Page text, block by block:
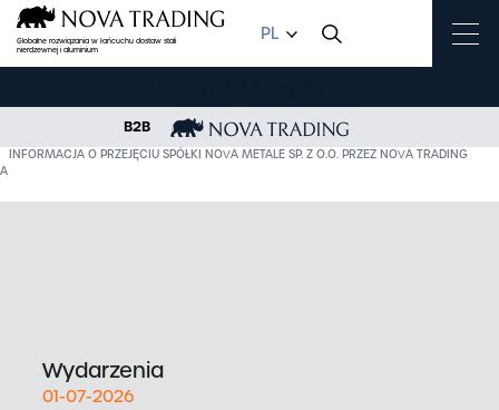
Globalne rozwiązania w łańcuchu dostaw stali
nierdzewnej i aluminium
PL
B2B
INFORMACJA O PRZEJĘCIU SPÓŁKI NOVA METALE SP. Z O.O. PRZEZ NOVA TRADING
Wydarzenia
01-07-2026